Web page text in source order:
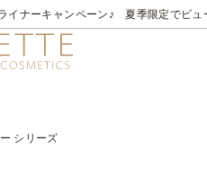
イナーキャンペーン♪ 夏季限定でビ
シリーズ